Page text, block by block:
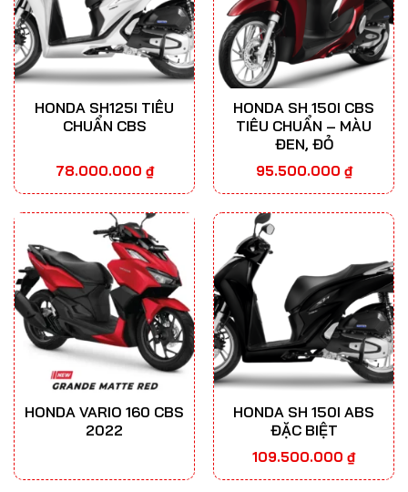
HONDA SH125I TIÊU
CHUẨN CBS
78.000.000 ₫
HONDA SH 150I CBS
TIÊU CHUẨN – MÀU
ĐEN, ĐỎ
95.500.000 ₫
HONDA VARIO 160 CBS
2022
HONDA SH 150I ABS
ĐẶC BIỆT
109.500.000 ₫